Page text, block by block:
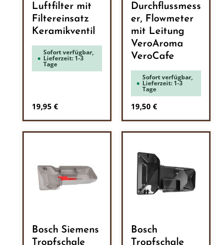
Luftfilter mit
Filtereinsatz
Keramikventil
Sofort verfügbar,
Lieferzeit: 1-3
Tage
Regulärer Preis:
19,95 €
Durchflussmess
er, Flowmeter
mit Leitung
VeroAroma
VeroCafe
Sofort verfügbar,
Lieferzeit: 1-3
Tage
Regulärer Preis:
19,50 €
Bosch Siemens
Tropfschale
Bosch
Tropfschale